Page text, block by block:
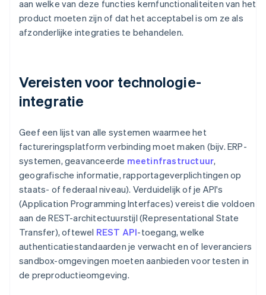
aan welke van deze functies kernfunctionaliteiten van het
product moeten zijn of dat het acceptabel is om ze als
afzonderlijke integraties te behandelen.
Vereisten voor technologie-
integratie
Geef een lijst van alle systemen waarmee het
factureringsplatform verbinding moet maken (bijv. ERP-
systemen, geavanceerde meetinfrastructuur,
geografische informatie, rapportageverplichtingen op
staats- of federaal niveau). Verduidelijk of je API's
(Application Programming Interfaces) vereist die voldoen
aan de REST-architectuurstijl (Representational State
Transfer), oftewel REST API-toegang, welke
authenticatiestandaarden je verwacht en of leveranciers
sandbox-omgevingen moeten aanbieden voor testen in
de preproductieomgeving.